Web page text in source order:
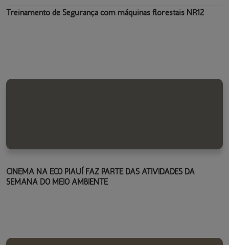
Treinamento de Segurança com máquinas florestais NR12
CINEMA NA ECO PIAUÍ FAZ PARTE DAS ATIVIDADES DA
SEMANA DO MEIO AMBIENTE